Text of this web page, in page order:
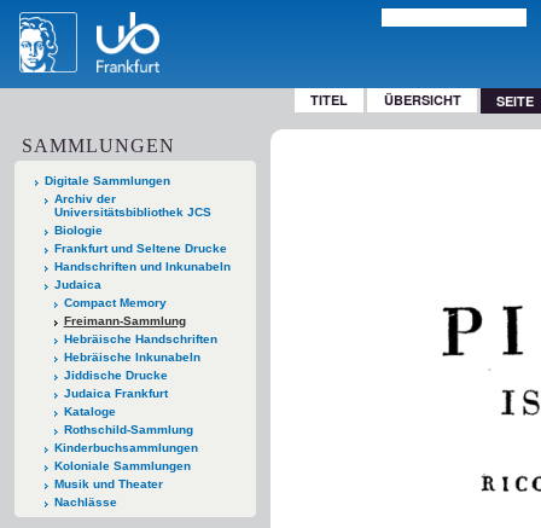
TITEL ÜBERSICHT SEITE
SAMMLUNGEN
Digitale Sammlungen
Archiv der
Universitätsbibliothek JCS
Biologie
Frankfurt und Seltene Drucke
Handschriften und Inkunabeln
Judaica
Compact Memory
Freimann-Sammlung
Hebräische Handschriften
Hebräische Inkunabeln
Jiddische Drucke
Judaica Frankfurt
Kataloge
Rothschild-Sammlung
Kinderbuchsammlungen
Koloniale Sammlungen
Musik und Theater
Nachlässe